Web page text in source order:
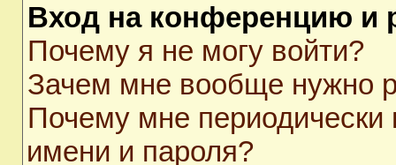
Вход на конференцию и
Почему я не могу войти?
Зачем мне вообще нужно
Почему мне периодически
имени и пароля?